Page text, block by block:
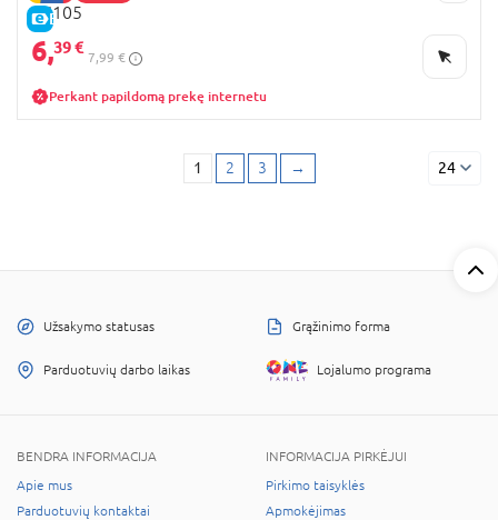
E-KAINA
SU105
6,39 €
7,99 €
Perkant papildomą prekę internetu
1 2 3 → 24
Užsakymo statusas Grąžinimo forma
Parduotuvių darbo laikas Lojalumo programa
BENDRA INFORMACIJA
Apie mus
Parduotuvių kontaktai
INFORMACIJA PIRKĖJUI
Pirkimo taisyklės
Apmokėjimas